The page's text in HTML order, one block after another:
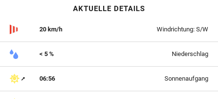
AKTUELLE DETAILS
20 km/h Windrichtung: S/W
< 5 % Niederschlag
06:56 Sonnenaufgang